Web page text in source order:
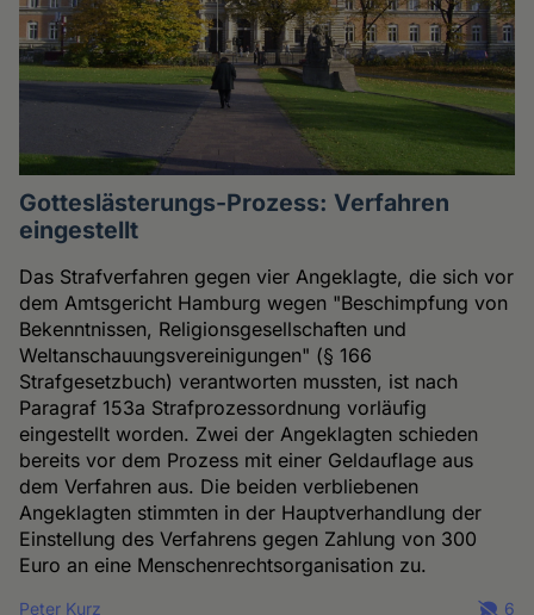
Gotteslästerungs-Prozess: Verfahren
eingestellt
Das Strafverfahren gegen vier Angeklagte, die sich vor
dem Amtsgericht Hamburg wegen "Beschimpfung von
Bekenntnissen, Religionsgesellschaften und
Weltanschauungsvereinigungen" (§ 166
Strafgesetzbuch) verantworten mussten, ist nach
Paragraf 153a Strafprozessordnung vorläufig
eingestellt worden. Zwei der Angeklagten schieden
bereits vor dem Prozess mit einer Geldauflage aus
dem Verfahren aus. Die beiden verbliebenen
Angeklagten stimmten in der Hauptverhandlung der
Einstellung des Verfahrens gegen Zahlung von 300
Euro an eine Menschenrechtsorganisation zu.
Peter Kurz
6